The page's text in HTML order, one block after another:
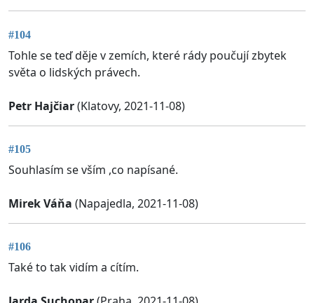
#104
Tohle se teď děje v zemích, které rády poučují zbytek
světa o lidských právech.
Petr Hajčiar(Klatovy, 2021-11-08)
#105
Souhlasím se vším ,co napísané.
Mirek Váňa (Napajedla, 2021-11-08)
#106
Také to tak vidím a cítím.